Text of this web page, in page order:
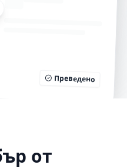
Преведено
от